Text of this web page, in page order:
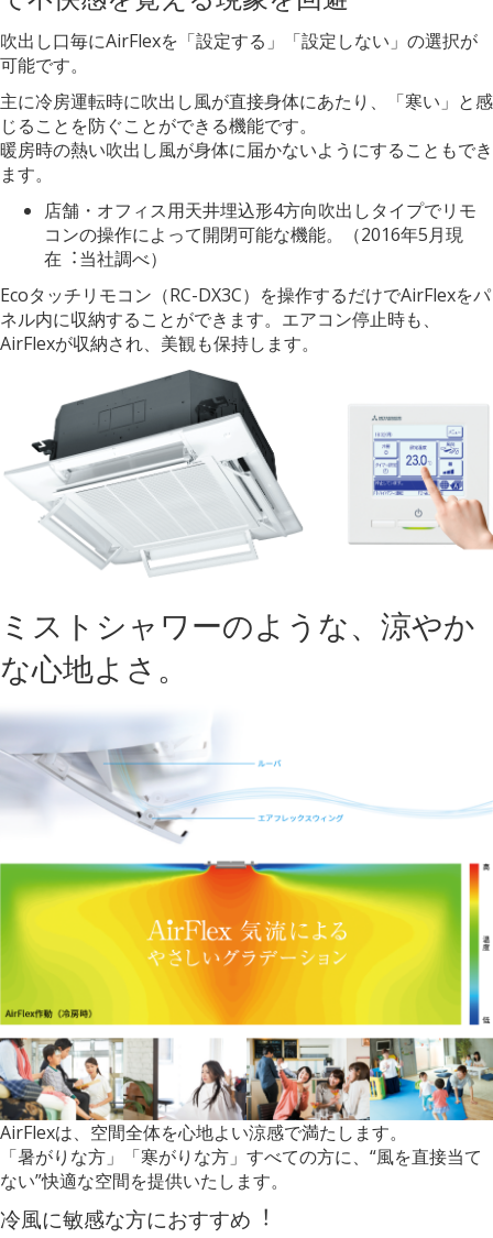
吹出し口毎にAirFlexを「設定する」「設定しない」の選択が
可能です。
主に冷房運転時に吹出し風が直接身体にあたり、「寒い」と感
じることを防ぐことができる機能です。
暖房時の熱い吹出し風が身体に届かないようにすることもでき
ます。
店舗・オフィス用天井埋込形4方向吹出しタイプでリモ
コンの操作によって開閉可能な機能。（2016年5⽉現
在︓当社調べ）
Ecoタッチリモコン（RC-DX3C）を操作するだけでAirFlexをパ
ネル内に収納することができます。エアコン停止時も、
AirFlexが収納され、美観も保持します。
ミストシャワーのような、涼やか
な心地よさ。
AirFlexは、空間全体を心地よい涼感で満たします。
「暑がりな方」「寒がりな方」すべての方に、“風を直接当て
ない”快適な空間を提供いたします。
冷風に敏感な方におすすめ︕